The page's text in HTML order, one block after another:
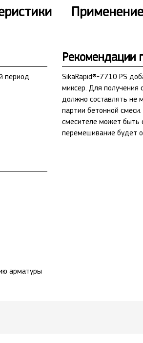
Применение
период
Рекомендации
SikaRapid®-7710 PS
миксер. Для получения
должно составлять не
партии бетонной
смесителе может быть
перемешивание будет
арматуры